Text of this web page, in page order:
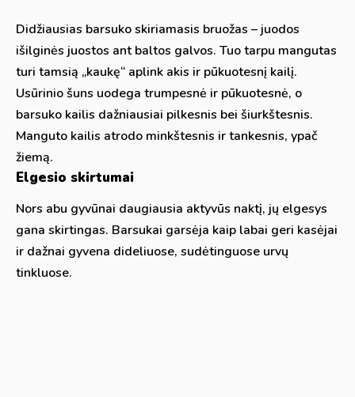
Didžiausias barsuko skiriamasis bruožas – juodos
išilginės juostos ant baltos galvos. Tuo tarpu mangutas
turi tamsią „kaukę“ aplink akis ir pūkuotesnį kailį.
Usūrinio šuns uodega trumpesnė ir pūkuotesnė, o
barsuko kailis dažniausiai pilkesnis bei šiurkštesnis.
Manguto kailis atrodo minkštesnis ir tankesnis, ypač
žiemą.
Elgesio skirtumai
Nors abu gyvūnai daugiausia aktyvūs naktį, jų elgesys
gana skirtingas. Barsukai garsėja kaip labai geri kasėjai
ir dažnai gyvena dideliuose, sudėtinguose urvų
tinkluose.